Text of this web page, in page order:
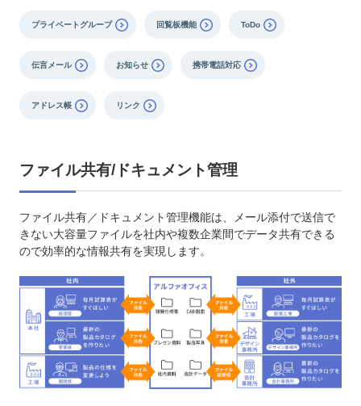
プライベートグループ 回覧板機能 ToDo
伝言メール お知らせ 携帯電話対応
アドレス帳 リンク
ファイル共有/ドキュメント管理
ファイル共有／ドキュメント管理機能は、メール添付で送信で
きない大容量ファイルを社内や複数企業間でデータ共有できる
ので効率的な情報共有を実現します。